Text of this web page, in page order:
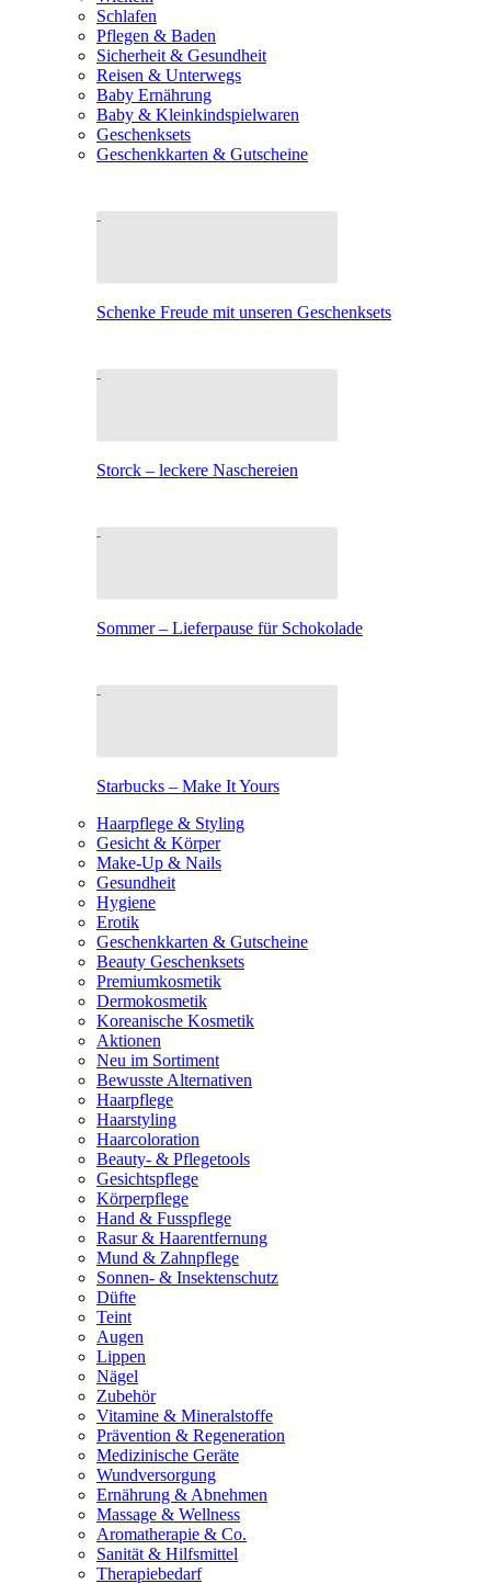
Schlafen
Pflegen & Baden
Sicherheit & Gesundheit
Reisen & Unterwegs
Baby Ernährung
Baby & Kleinkindspielwaren
Geschenksets
Geschenkkarten & Gutscheine
Schenke Freude mit unseren Geschenksets
Storck – leckere Naschereien
Sommer – Lieferpause für Schokolade
Starbucks – Make It Yours
Haarpflege & Styling
Gesicht & Körper
Make-Up & Nails
Gesundheit
Hygiene
Erotik
Geschenkkarten & Gutscheine
Beauty Geschenksets
Premiumkosmetik
Dermokosmetik
Koreanische Kosmetik
Aktionen
Neu im Sortiment
Bewusste Alternativen
Haarpflege
Haarstyling
Haarcoloration
Beauty- & Pflegetools
Gesichtspflege
Körperpflege
Hand & Fusspflege
Rasur & Haarentfernung
Mund & Zahnpflege
Sonnen- & Insektenschutz
Düfte
Teint
Augen
Lippen
Nägel
Zubehör
Vitamine & Mineralstoffe
Prävention & Regeneration
Medizinische Geräte
Wundversorgung
Ernährung & Abnehmen
Massage & Wellness
Aromatherapie & Co.
Sanität & Hilfsmittel
Therapiebedarf